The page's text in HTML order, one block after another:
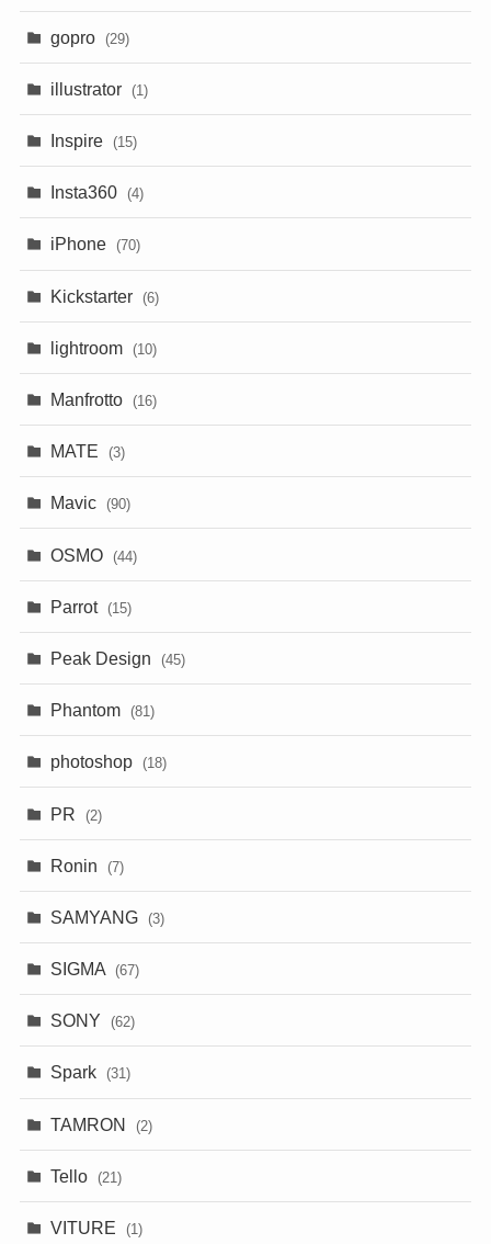
gopro (29)
illustrator (1)
Inspire (15)
Insta360 (4)
iPhone (70)
Kickstarter (6)
lightroom (10)
Manfrotto (16)
MATE (3)
Mavic (90)
OSMO (44)
Parrot (15)
Peak Design (45)
Phantom (81)
photoshop (18)
PR (2)
Ronin (7)
SAMYANG (3)
SIGMA (67)
SONY (62)
Spark (31)
TAMRON (2)
Tello (21)
VITURE (1)